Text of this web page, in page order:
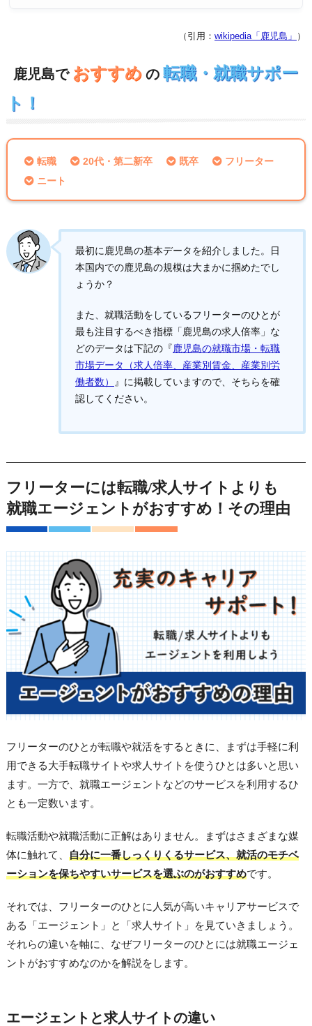
（引用： wikipedia「鹿児島」 ）
鹿児島で おすすめ の 転職・就職サポー
ト！
転職 20代・第二新卒 既卒
フリーター
ニート
最初に鹿児島の基本データを紹介しました。日
本国内での鹿児島の規模は大まかに掴めたでし
ょうか？
また、就職活動をしているフリーターのひとが
最も注目するべき指標「鹿児島の求人倍率」な
どのデータは下記の『鹿児島の就職市場・転職
市場データ（求人倍率、産業別賃金、産業別労
働者数）
』に掲載していますので、そちらを確
認してください。
フリーターには転職/求人サイトよりも
就職エージェントがおすすめ！その理由
フリーターのひとが転職や就活をするときに、まずは手軽に利
用できる大手転職サイトや求人サイトを使うひとは多いと思い
ます。一方で、就職エージェントなどのサービスを利用するひ
とも一定数います。
転職活動や就職活動に正解はありません。まずはさまざまな媒
体に触れて、 自分に一番しっくりくるサービス、就活のモチベ
ーションを保ちやすいサービスを選ぶのがおすすめです。
それでは、フリーターのひとに人気が高いキャリアサービスで
ある「エージェント」と「求人サイト」を見ていきましょう。
それらの違いを軸に、なぜフリーターのひとには就職エージェ
ントがおすすめなのかを解説をします。
エージェントと求人サイトの違い